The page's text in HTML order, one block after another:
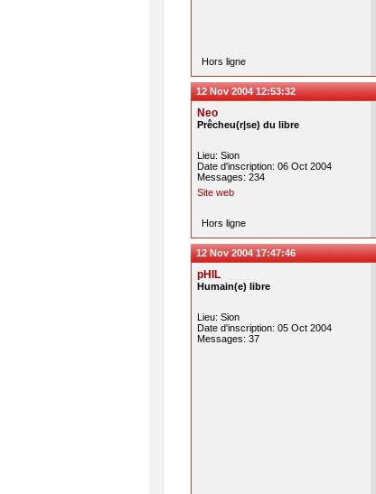
Hors ligne
12 Nov 2004 12:53:32
Neo
Prêcheu(r|se) du libre
Lieu: Sion
Date d'inscription: 06 Oct 2004
Messages: 234
Site web
Hors ligne
12 Nov 2004 17:47:46
pHIL
Humain(e) libre
Lieu: Sion
Date d'inscription: 05 Oct 2004
Messages: 37